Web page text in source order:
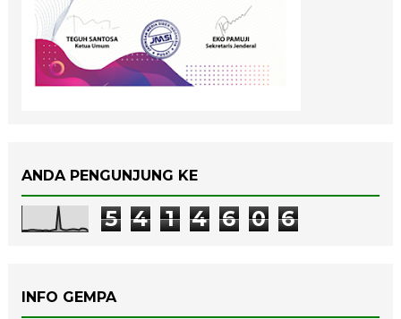
ANDA PENGUNJUNG KE
5 4 1 4 6 0 6
INFO GEMPA